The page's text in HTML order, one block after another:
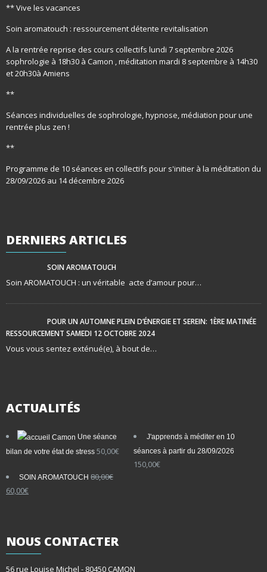
** Vive les vacances
Soin aromatouch : ressourcement détente revitalisation
A la rentrée reprise des cours collectifs lundi 7 septembre 2026
sophrologie à 18h30 à Camon , méditation mardi 8 septembre à 14h30
et 20h30à Amiens
**
Séances individuelles de sophrologie, hypnose, médiation pour une
rentrée plus zen !
**
Programme de 10 séances en collectifs pour s'initier à la méditation du
28/09/2026 au 14 décembre 2026
DERNIERS ARTICLES
SOIN AROMATOUCH
Soin AROMATOUCH : un véritable acte d’amour pour…
POUR UN AUTOMNE PLEIN D’ÉNERGIE ET SEREIN: 1ÈRE MATINÉE
RESSOURCEMENT SAMEDI 12 OCTOBRE 2024
Vous vous sentez exténué(e), à bout de…
ACTUALITÉS
Une séance
bilan de votre état de stress 50,00€
J'apprends à méditer en 10
séances à partir du 28/09/2026
150,00€
SOIN AROMATOUCH 80,00€
Le
80,00€.
60,00€Le
60,00€.
NOUS CONTACTER
56 rue Louise Michel - 80450 CAMON